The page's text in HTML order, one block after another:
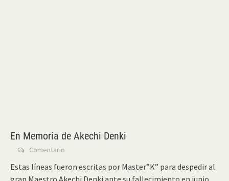
En Memoria de Akechi Denki
Comentario
Estas líneas fueron escritas por Master”K” para despedir al
gran Maestro Akechi Denki ante su fallecimiento en junio